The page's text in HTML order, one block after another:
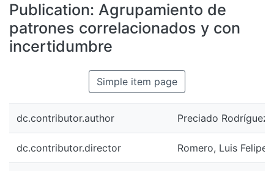
Statistics
Publication: Agrupamiento de
patrones correlacionados y con
incertidumbre
Simple item page
dc.contributor.author Preciado
dc.contributor.director Romero, Luis Felipe